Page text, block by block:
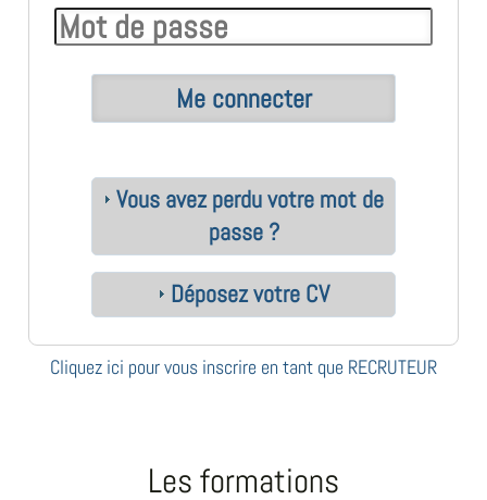
Vous avez perdu votre mot de
passe ?
Déposez votre CV
Cliquez ici pour vous inscrire en tant que RECRUTEUR
Les formations